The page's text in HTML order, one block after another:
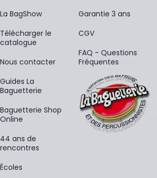
La BagShow
​Télécharger le
catalogue
Nous contacter
Guides La
Baguetterie
Baguetterie Shop
Online
44 ans de
rencontres
Écoles
Garantie 3 ans
CGV
FAQ - Questions
Fréquentes